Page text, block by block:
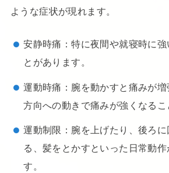
ような症状が現れます。
安静時痛：特に夜間や就寝時に強
とがあります。
運動時痛：腕を動かすと痛みが
方向への動きで痛みが強くなるこ
運動制限：腕を上げたり、後ろ
る、髪をとかすといった日常動作
す。